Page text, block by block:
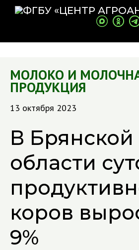
МОЛОКО И
ПРОДУКЦИЯ
13 октября 2023
В Брянской
области
коров
9%